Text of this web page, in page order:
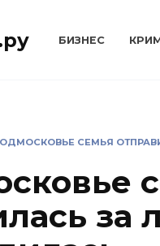
БИЗНЕС
СЕМЬЯ
за